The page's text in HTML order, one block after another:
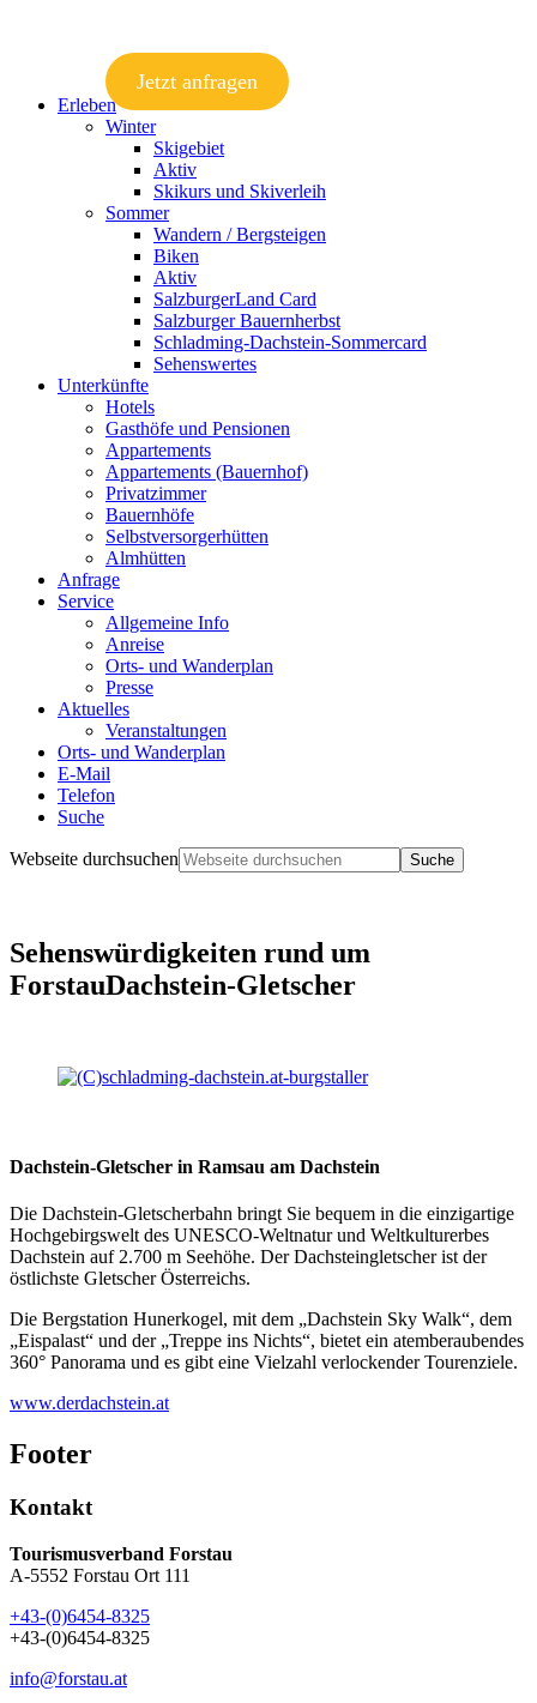
Jetzt anfragen
Erleben
Winter
Skigebiet
Aktiv
Skikurs und Skiverleih
Sommer
Wandern / Bergsteigen
Biken
Aktiv
SalzburgerLand Card
Salzburger Bauernherbst
Schladming-Dachstein-Sommercard
Sehenswertes
Unterkünfte
Hotels
Gasthöfe und Pensionen
Appartements
Appartements (Bauernhof)
Privatzimmer
Bauernhöfe
Selbstversorgerhütten
Almhütten
Anfrage
Service
Allgemeine Info
Anreise
Orts- und Wanderplan
Presse
Aktuelles
Veranstaltungen
Orts- und Wanderplan
E-Mail
Telefon
Suche
Webseite durchsuchen
Sehenswürdigkeiten rund um
ForstauDachstein-Gletscher
Dachstein-Gletscher in Ramsau am Dachstein
Die Dachstein-Gletscherbahn bringt Sie bequem in die einzigartige
Hochgebirgswelt des UNESCO-Weltnatur und Weltkulturerbes
Dachstein auf 2.700 m Seehöhe. Der Dachsteingletscher ist der
östlichste Gletscher Österreichs.
Die Bergstation Hunerkogel, mit dem „Dachstein Sky Walk“, dem
„Eispalast“ und der „Treppe ins Nichts“, bietet ein atemberaubendes
360° Panorama und es gibt eine Vielzahl verlockender Tourenziele.
www.derdachstein.at
Footer
Kontakt
Tourismusverband Forstau
A-5552 Forstau Ort 111
+43-(0)6454-8325
+43-(0)6454-8325
info@forstau.at